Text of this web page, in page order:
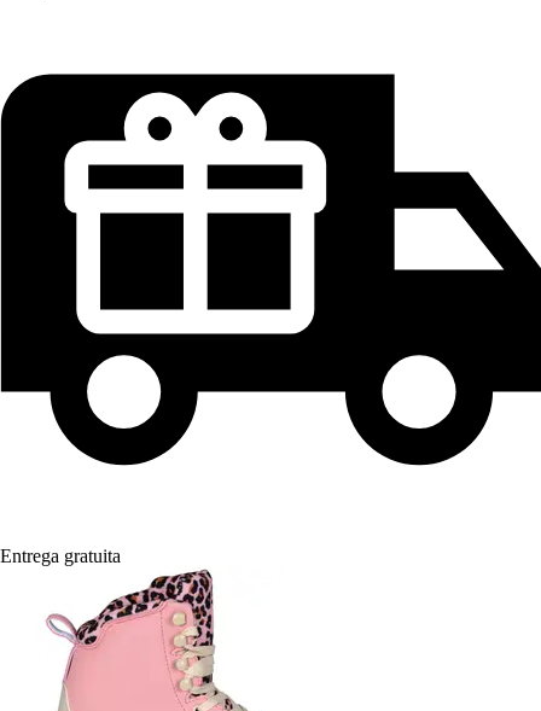
Entrega gratuita